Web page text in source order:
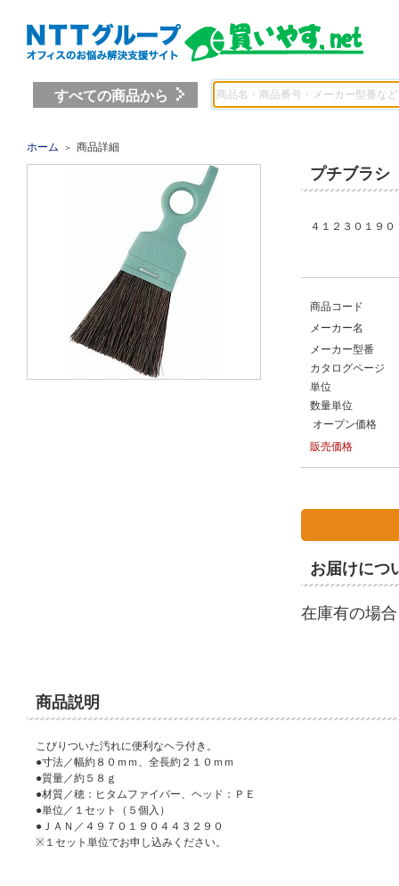
すべての商品から
ホーム ＞ 商品詳細
プチブラ
４１２３０１９
商品コード
メーカー名
メーカー型番
カタログページ
単位
数量単位
オープン価格
販売価格
お届けにつ
在庫有の場
商品説明
こびりついた汚れに便利なヘラ付き。
●寸法／幅約８０ｍｍ、全長約２１０ｍｍ
●質量／約５８ｇ
●材質／穂：ヒタムファイバー、ヘッド：ＰＥ
●単位／１セット（５個入）
●ＪＡＮ／４９７０１９０４４３２９０
※１セット単位でお申し込みください。